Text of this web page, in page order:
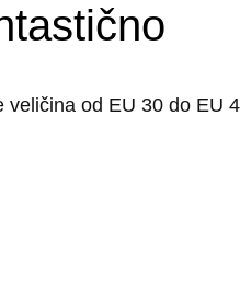
veličina od EU 30 do EU